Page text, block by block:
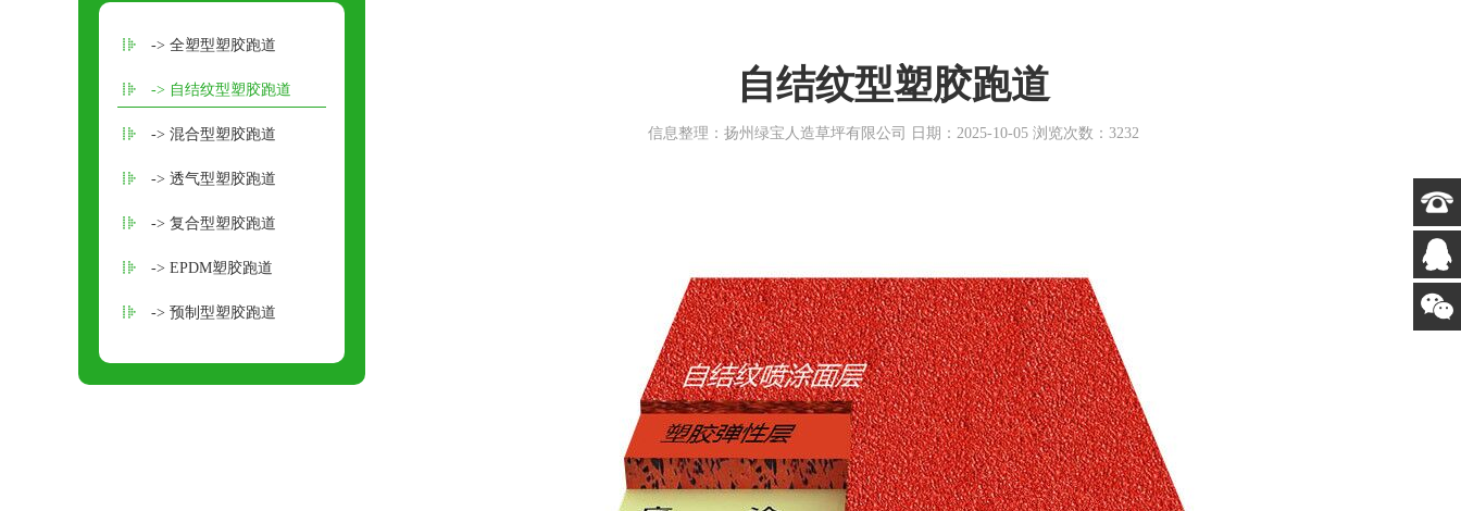
-> 全塑型塑胶跑道
-> 自结纹型塑胶跑道
-> 混合型塑胶跑道
-> 透气型塑胶跑道
-> 复合型塑胶跑道
-> EPDM塑胶跑道
-> 预制型塑胶跑道
自结纹型塑胶跑道
信息整理：扬州绿宝人造草坪有限公司 日期：2025-10-05 浏览次数：3232